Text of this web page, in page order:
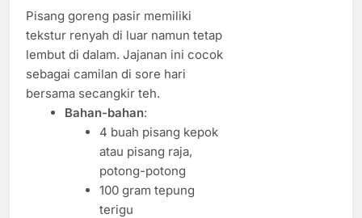
Pisang goreng pasir memiliki
tekstur renyah di luar namun tetap
lembut di dalam. Jajanan ini cocok
sebagai camilan di sore hari
bersama secangkir teh.
Bahan-bahan:
4 buah pisang kepok
atau pisang raja,
potong-potong
100 gram tepung
terigu